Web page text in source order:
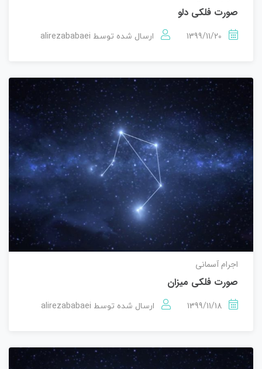
صورت فلکی دلو
1399/11/20 ارسال شده توسط alirezababaei
اجرام آسمانی
صورت فلكی میزان
1399/11/18 ارسال شده توسط alirezababaei